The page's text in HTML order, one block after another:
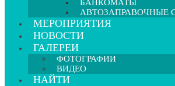
БАНКОМАТЫ
АВТОЗАПРАВОЧНЫЕ
МЕРОПРИЯТИЯ
НОВОСТИ
ГАЛЕРЕИ
ФОТОГРАФИИ
ВИДЕО
НАЙТИ